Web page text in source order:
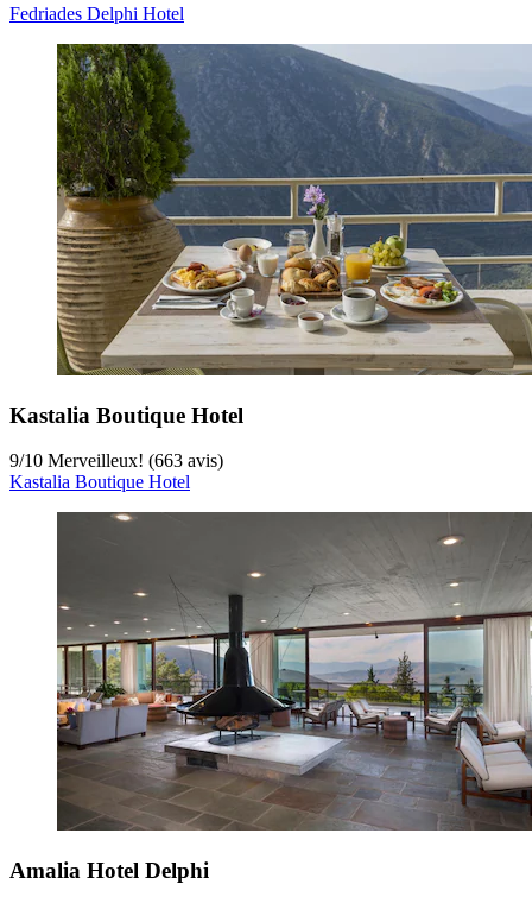
Fedriades Delphi Hotel
Kastalia Boutique Hotel
9/10 Merveilleux! (663 avis)
Kastalia Boutique Hotel
Amalia Hotel Delphi